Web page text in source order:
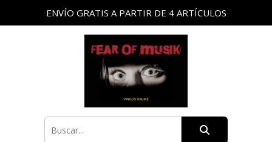
ENVÍO GRATIS A PARTIR DE 4 ARTÍCULOS